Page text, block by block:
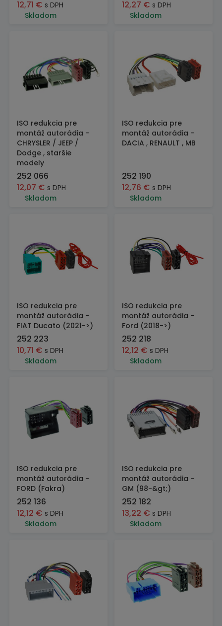
12,71 € s DPH
Skladom
12,27 € s DPH
Skladom
ISO redukcia pre
montáž autorádia -
CHRYSLER / JEEP /
Dodge , staršie
modely
252 066
12,07 € s DPH
Skladom
ISO redukcia pre
montáž autorádia -
DACIA , RENAULT , MB
252 190
12,76 € s DPH
Skladom
ISO redukcia pre
montáž autorádia -
FIAT Ducato (2021->)
252 223
10,71 € s DPH
Skladom
ISO redukcia pre
montáž autorádia -
Ford (2018->)
252 218
12,12 € s DPH
Skladom
ISO redukcia pre
montáž autorádia -
FORD (Fakra)
252 136
12,12 € s DPH
Skladom
ISO redukcia pre
montáž autorádia -
GM (98-&gt;)
252 182
13,22 € s DPH
Skladom